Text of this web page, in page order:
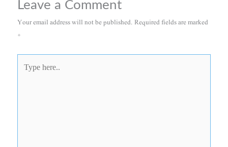
Leave a Comment
Your email address will not be published.Required fields are marked
*
here..